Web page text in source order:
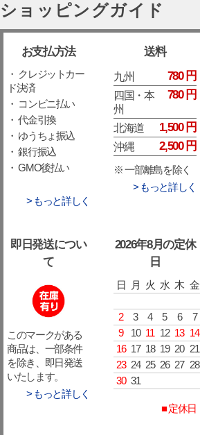
ショッピングガイド
お支払方法
・ クレジットカー
ド決済
・ コンビニ払い
・ 代金引換
・ ゆうちょ振込
・ 銀行振込
・ GMO後払い
> もっと詳しく
送料
九州 780 円
四国・本
州
780 円
北海道 1,500 円
沖縄 2,500 円
※ 一部離島を除く
> もっと詳しく
即日発送につい
て
このマークがある
商品は、一部条件
を除き、即日発送
いたします。
> もっと詳しく
2026年8月の定休
日
日 月 火 水 木 金
2
3 4 5 6 7
9
10 11 12 13 14
16 17 18 19 20 21
23 24 25 26 27 28
30 31
■ 定休日